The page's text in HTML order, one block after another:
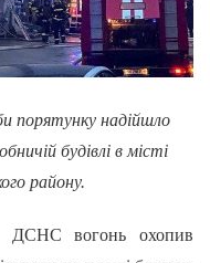
порятунку надійшло
будівлі в місті
району.
ДСНС вогонь охопив